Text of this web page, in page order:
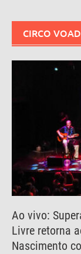
CIRCO
Ao vivo:
Livre retorna
Nascimento